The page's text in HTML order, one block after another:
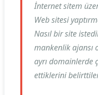
İnternet sitem
Web sitesi
Nasıl bir site
mankenlik ajansı
ayrı domainlerde
ettiklerini